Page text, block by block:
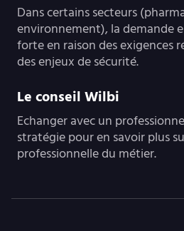
Dans certains secteurs
environnement), la demande
forte en raison des exigences
des enjeux de sécurité.
Le conseil Wilbi
Echanger avec un
stratégie pour en savoir plus
professionnelle du métier.